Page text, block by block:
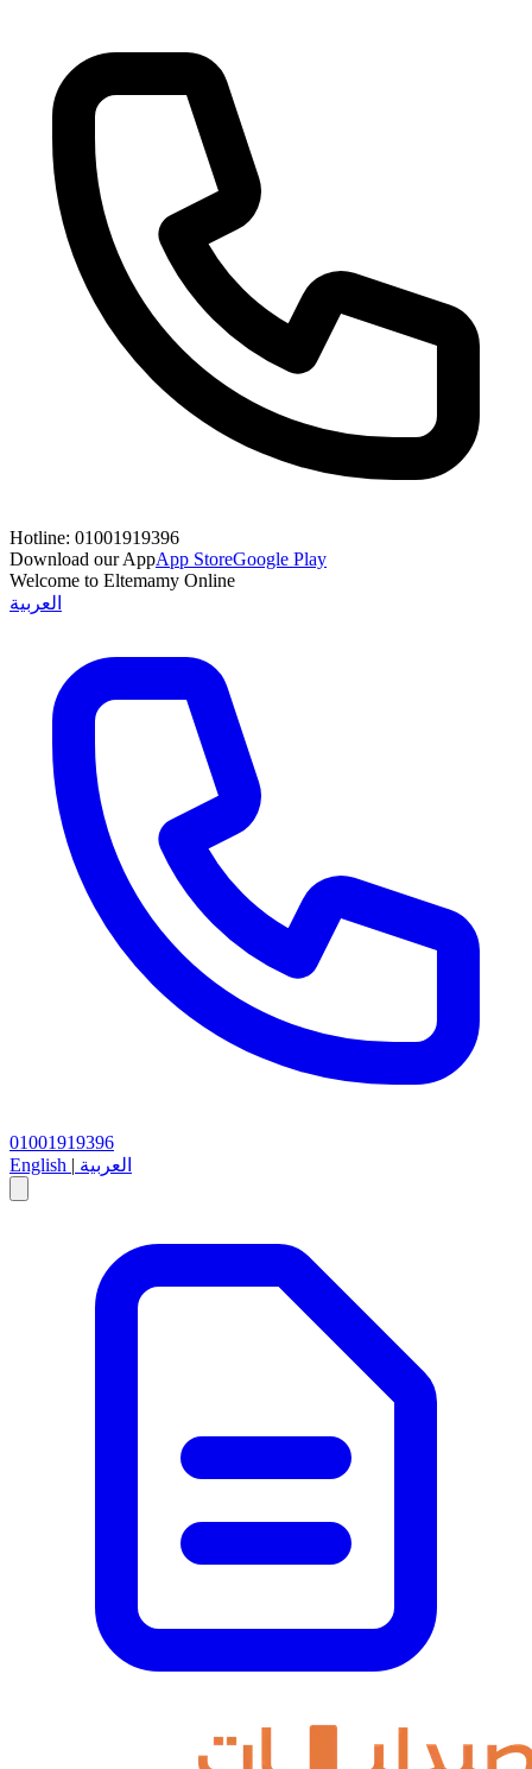
Hotline: 01001919396
Download our AppApp StoreGoogle Play
Welcome to Eltemamy Online
العربية
01001919396
English | العربية